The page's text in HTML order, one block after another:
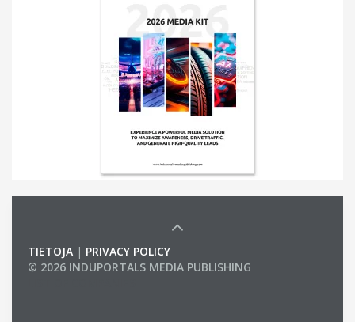
TIETOJA | PRIVACY POLICY
© 2026 INDUPORTALS MEDIA PUBLISHING